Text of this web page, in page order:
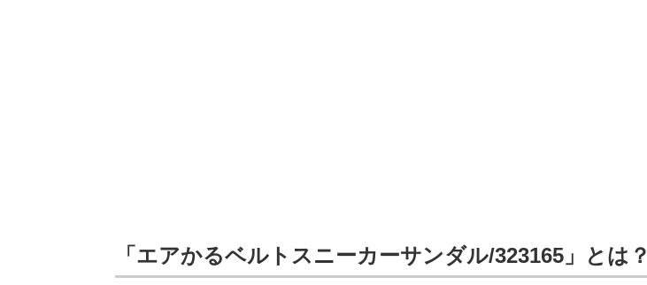
「エアかるベルトスニーカーサンダル/323165」とは？